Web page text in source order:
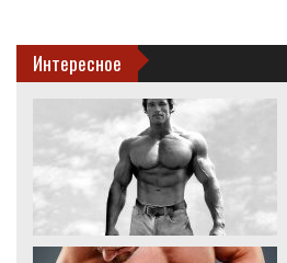
Интересное